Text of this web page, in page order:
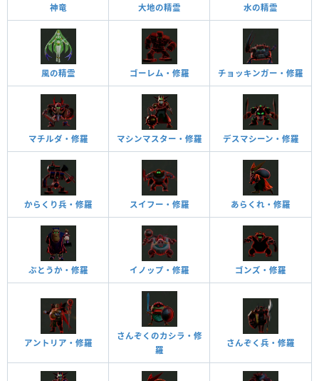
神竜 大地の精霊 水の精霊
風の精霊 ゴーレム・修羅 チョッキンガー・修羅
マチルダ・修羅 マシンマスター・修羅 デスマシーン・修羅
からくり兵・修羅 スイフー・修羅 あらくれ・修羅
ぶとうか・修羅 イノップ・修羅 ゴンズ・修羅
アントリア・修羅
さんぞくのカシラ・修
羅
さんぞく兵・修羅